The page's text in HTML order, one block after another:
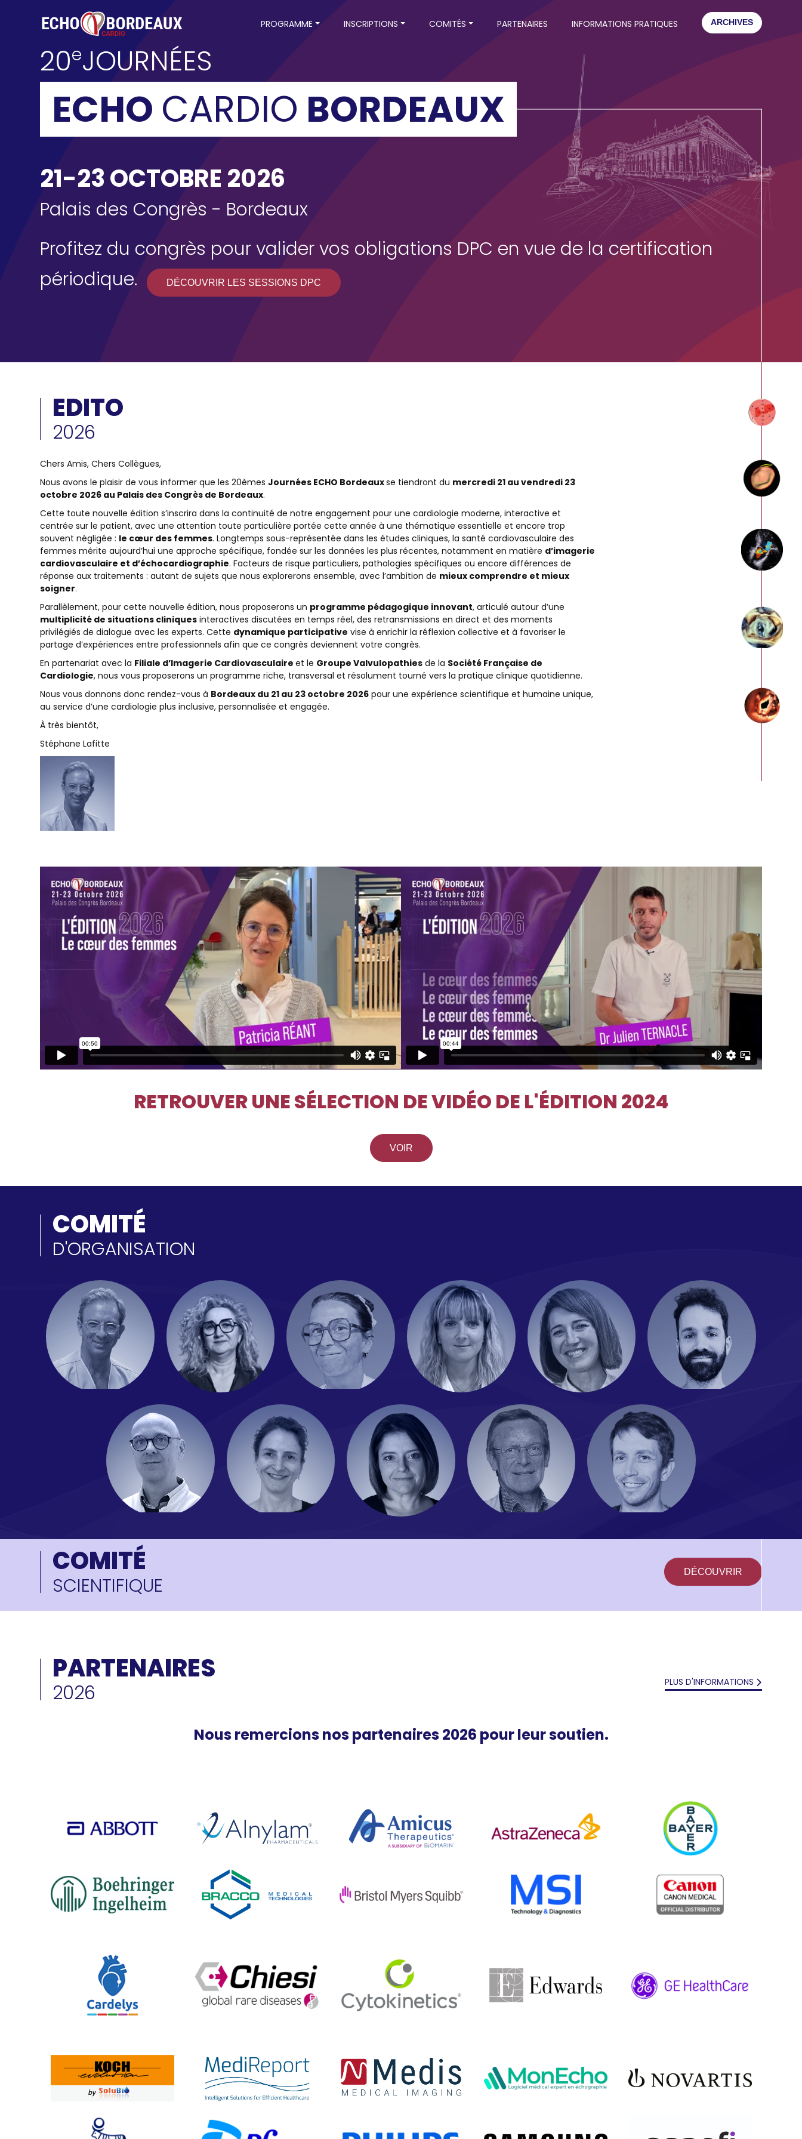
Main navigation
PROGRAMME INSCRIPTIONS COMITÉS PARTENAIRES INFORMATIONS PRATIQUES ARCHIVES
Journées
Cardio
Bordeaux
20eJOURNÉES
ECHO CARDIO BORDEAUX
21-23 OCTOBRE 2026
Palais des Congrès - Bordeaux
Profitez du congrès pour valider vos obligations DPC en vue de la certification
périodique.
DÉCOUVRIR LES SESSIONS DPC
EDITO
2026
Text
Chers Amis, Chers Collègues,
Nous avons le plaisir de vous informer que les 20èmes Journées ECHO Bordeauxse tiendront du mercredi 21 au vendredi 23
octobre 2026 au Palais des Congrès de Bordeaux.
Cette toute nouvelle édition s’inscrira dans la continuité de notre engagement pour une cardiologie moderne, interactive et
centrée sur le patient, avec une attention toute particulière portée cette année à une thématique essentielle et encore trop
souvent négligée : le cœur des femmes. Longtemps sous-représentée dans les études cliniques, la santé cardiovasculaire des
femmes mérite aujourd’hui une approche spécifique, fondée sur les données les plus récentes, notamment en matière d’imagerie
cardiovasculaire et d’échocardiographie. Facteurs de risque particuliers, pathologies spécifiques ou encore différences de
réponse aux traitements : autant de sujets que nous explorerons ensemble, avec l’ambition de mieux comprendre et mieux
soigner.
Parallèlement, pour cette nouvelle édition, nous proposerons un programme pédagogique innovant, articulé autour d’une
multiplicité de situations cliniques interactives discutées en temps réel, des retransmissions en direct et des moments
privilégiés de dialogue avec les experts. Cette dynamique participative vise à enrichir la réflexion collective et à favoriser le
partage d’expériences entre professionnels afin que ce congrès deviennent votre congrès.
En partenariat avec la Filiale d’Imagerie Cardiovasculaire et le Groupe Valvulopathies de la Société Française de
Cardiologie, nous vous proposerons un programme riche, transversal et résolument tourné vers la pratique clinique quotidienne.
Nous vous donnons donc rendez-vous à Bordeaux du 21 au 23 octobre 2026 pour une expérience scientifique et humaine unique,
au service d’une cardiologie plus inclusive, personnalisée et engagée.
À très bientôt,
Stéphane Lafitte
RETROUVER UNE SÉLECTION DE VIDÉO DE L'ÉDITION 2024
VOIR
COMITÉ
D'ORGANISATION
COMITÉ
SCIENTIFIQUE
DÉCOUVRIR
PARTENAIRES
2026 PLUS D'INFORMATIONS
Nous remercions nos partenaires 2026 pour leur soutien.